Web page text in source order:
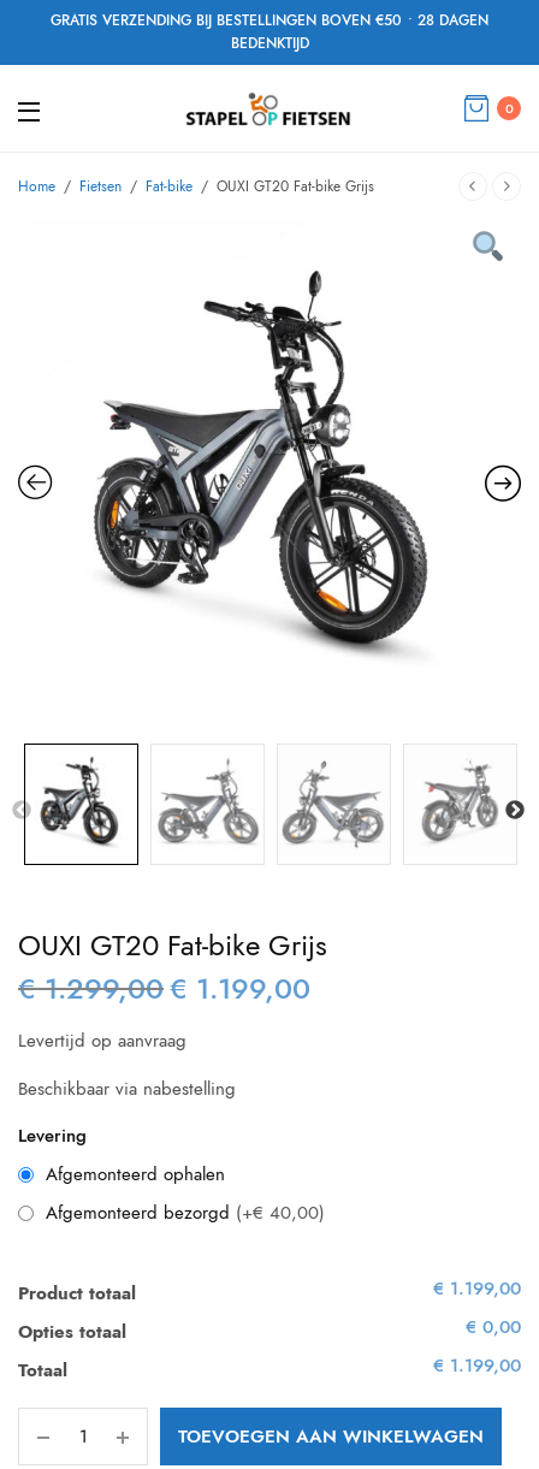
GRATIS VERZENDING BIJ BESTELLINGEN BOVEN €50 • 28 DAGEN
BEDENKTIJD
0
Home / Fietsen / Fat-bike / OUXI GT20 Fat-bike Grijs
OUXI GT20 Fat-bike Grijs
€1.299,00 Oorspronkelijke
€ 1.299,00.
€ 1.199,00
Levertijd op aanvraag
Beschikbaar via nabestelling
Levering
Afgemonteerd ophalen
Afgemonteerd bezorgd (+€ 40,00)
Product totaal
€ 1.199,00
Opties totaal
€ 0,00
Totaal
€ 1.199,00
TOEVOEGEN AAN WINKELWAGEN